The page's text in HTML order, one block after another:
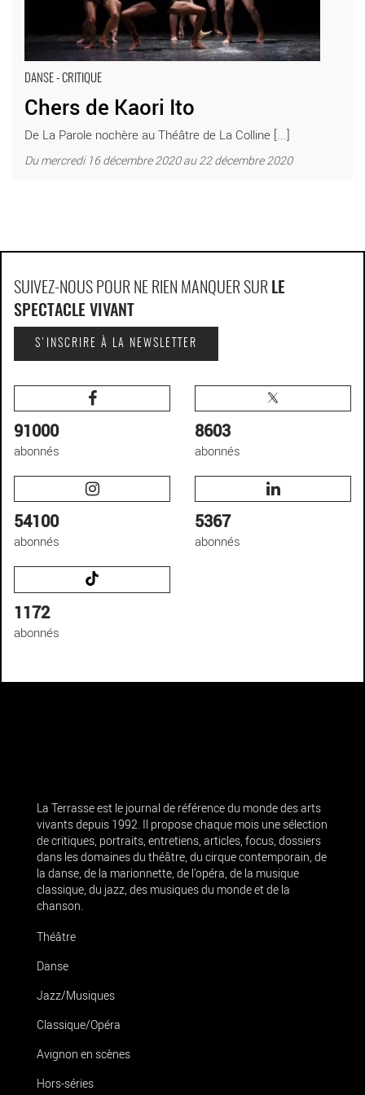
DANSE - CRITIQUE
Chers de Kaori Ito
De La Parole nochère au Théâtre de La Colline [...]
Du mercredi 16 décembre 2020 au 22 décembre 2020
SUIVEZ-NOUS POUR NE RIEN MANQUER SUR LE
SPECTACLE VIVANT
S'INSCRIRE À LA NEWSLETTER
91000
abonnés
8603
abonnés
54100
abonnés
5367
abonnés
1172
abonnés
La Terrasse est le journal de référence du monde des arts
vivants depuis 1992. Il propose chaque mois une sélection
de critiques, portraits, entretiens, articles, focus, dossiers
dans les domaines du théâtre, du cirque contemporain, de
la danse, de la marionnette, de l’opéra, de la musique
classique, du jazz, des musiques du monde et de la
chanson.
Théâtre
Danse
Jazz/Musiques
Classique/Opéra
Avignon en scènes
Hors-séries